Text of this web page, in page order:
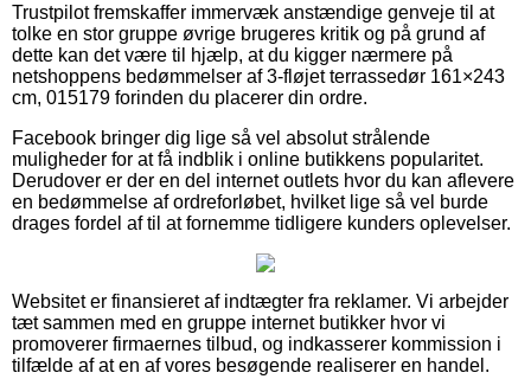
Trustpilot fremskaffer immervæk anstændige genveje til at
tolke en stor gruppe øvrige brugeres kritik og på grund af
dette kan det være til hjælp, at du kigger nærmere på
netshoppens bedømmelser af 3-fløjet terrassedør 161×243
cm, 015179 forinden du placerer din ordre.
Facebook bringer dig lige så vel absolut strålende
muligheder for at få indblik i online butikkens popularitet.
Derudover er der en del internet outlets hvor du kan aflevere
en bedømmelse af ordreforløbet, hvilket lige så vel burde
drages fordel af til at fornemme tidligere kunders oplevelser.
Websitet er finansieret af indtægter fra reklamer. Vi arbejder
tæt sammen med en gruppe internet butikker hvor vi
promoverer firmaernes tilbud, og indkasserer kommission i
tilfælde af at en af vores besøgende realiserer en handel.